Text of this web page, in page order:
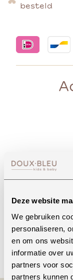
Deze website
We gebruiken
personaliseren,
en om ons
informatie over
partners voor
partners kunnen
besteld